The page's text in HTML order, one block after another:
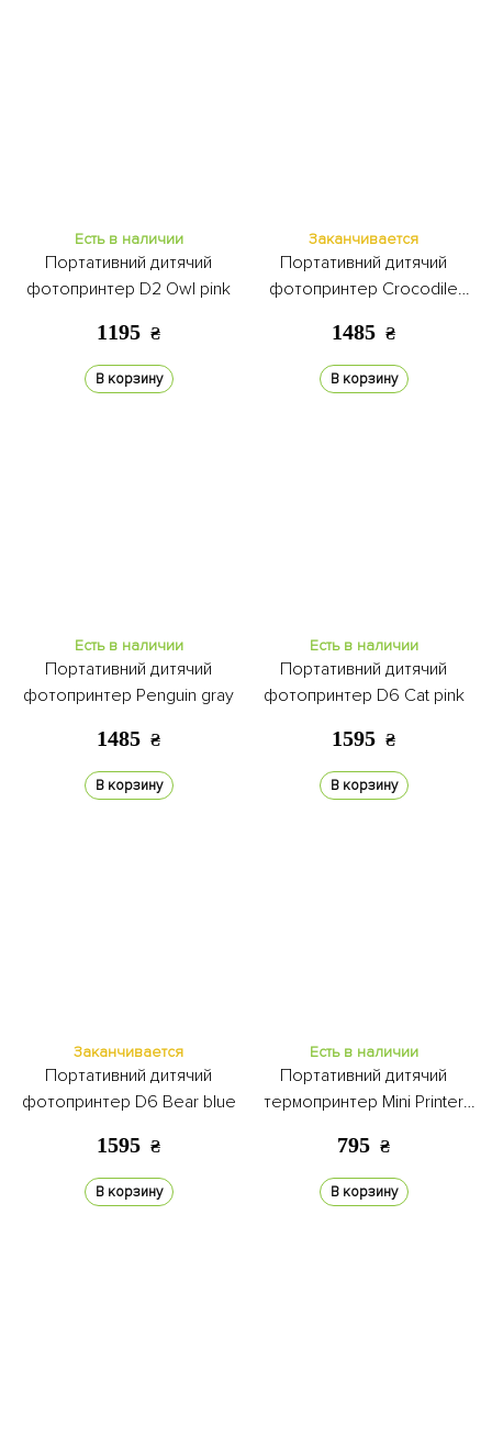
Есть в наличии
Портативний дитячий
фотопринтер D2 Owl pink
1195 ₴
В корзину
Заканчивается
Портативний дитячий
фотопринтер Crocodile
1485 ₴
В корзину
Есть в наличии
Портативний дитячий
фотопринтер Penguin gray
1485 ₴
В корзину
Есть в наличии
Портативний дитячий
фотопринтер D6 Cat pink
1595 ₴
В корзину
Заканчивается
Портативний дитячий
фотопринтер D6 Bear blue
1595 ₴
В корзину
Есть в наличии
Портативний дитячий
термопринтер Mini Printer
795 ₴
В корзину